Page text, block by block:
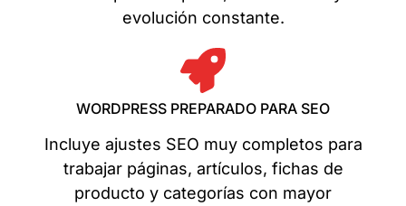
evolución constante.
WORDPRESS PREPARADO PARA SEO
Incluye ajustes SEO muy completos para
trabajar páginas, artículos, fichas de
producto y categorías con mayor